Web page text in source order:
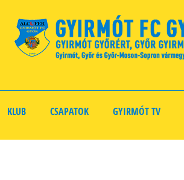
KLUB CSAPATOK GYIRMÓT TV